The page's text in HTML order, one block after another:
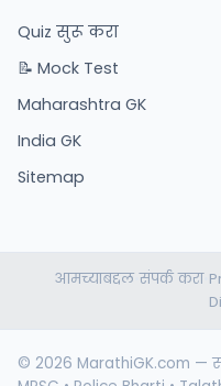
Quiz सुरू करा
📝 Mock Test
Maharashtra GK
India GK
Sitemap
आमच्याबद्दल•संपर्क करा•
© 2026 MarathiGK.com —